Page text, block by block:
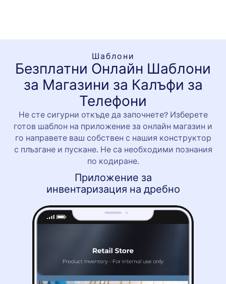
Шаблони
Безплатни Онлайн Шаблони
за Магазини за Калъфи за
Телефони
Не сте сигурни откъде да започнете? Изберете
готов шаблон на приложение за онлайн магазин и
го направете ваш собствен с нашия конструктор
с плъзгане и пускане. Не са необходими познания
по кодиране.
Приложение за
инвентаризация на дребно